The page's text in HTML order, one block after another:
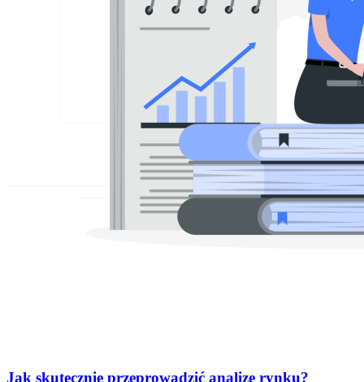
Jak skutecznie przeprowadzić analizę rynku?